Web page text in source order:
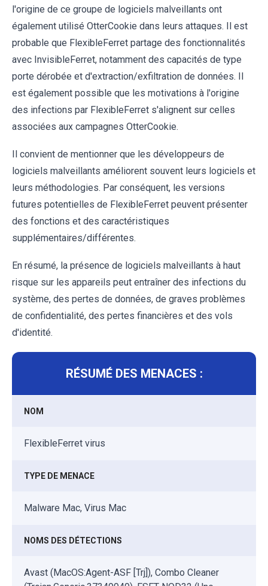
l'origine de ce groupe de logiciels malveillants ont
également utilisé OtterCookie dans leurs attaques. Il est
probable que FlexibleFerret partage des fonctionnalités
avec InvisibleFerret, notamment des capacités de type
porte dérobée et d'extraction/exfiltration de données. Il
est également possible que les motivations à l'origine
des infections par FlexibleFerret s'alignent sur celles
associées aux campagnes OtterCookie.
Il convient de mentionner que les développeurs de
logiciels malveillants améliorent souvent leurs logiciels et
leurs méthodologies. Par conséquent, les versions
futures potentielles de FlexibleFerret peuvent présenter
des fonctions et des caractéristiques
supplémentaires/différentes.
En résumé, la présence de logiciels malveillants à haut
risque sur les appareils peut entraîner des infections du
système, des pertes de données, de graves problèmes
de confidentialité, des pertes financières et des vols
d'identité.
RÉSUMÉ DES MENACES :
NOM
FlexibleFerret virus
TYPE DE MENACE
Malware Mac, Virus Mac
NOMS DES DÉTECTIONS
Avast (MacOS:Agent-ASF [Trj]), Combo Cleaner